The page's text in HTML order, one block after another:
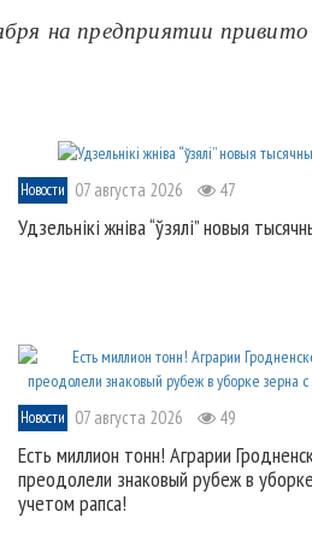
на предприятии привито
Новости 07 августа 2026 47
Удзельнікі жніва “ўзялі” новыя
Новости 07 августа 2026 49
Есть миллион тонн! Аграрии
преодолели знаковый рубеж в
учетом рапса!